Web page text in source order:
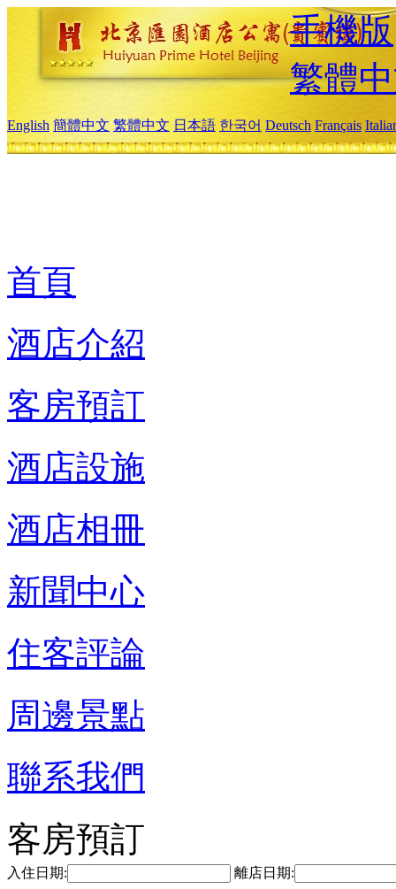
手機版
繁體
English 簡體中文 繁體中文 日本語 한국어 Deutsch Français
首頁
酒店介紹
客房預訂
酒店設施
酒店相冊
新聞中心
住客評論
周邊景點
聯系我們
客房預訂
入住日期: 離店日期: